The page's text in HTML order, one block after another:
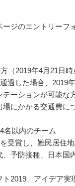
ージのエントリーフ
（2019年4月21日時
過した場合、2019
テーションが可能な
にかかる交通費に
名以内のチーム
受賞し、難民居住
、予防接種、日本国
ト2019」アイデア実